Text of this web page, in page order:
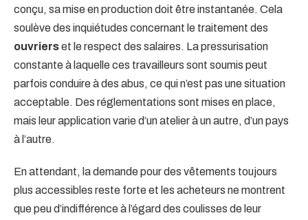
conçu, sa mise en production doit être instantanée. Cela
soulève des inquiétudes concernant le traitement des
ouvrierset le respect des salaires. La pressurisation
constante à laquelle ces travailleurs sont soumis peut
parfois conduire à des abus, ce qui n’est pas une situation
acceptable. Des réglementations sont mises en place,
mais leur application varie d’un atelier à un autre, d’un pays
à l’autre.
En attendant, la demande pour des vêtements toujours
plus accessibles reste forte et les acheteurs ne montrent
que peu d’indifférence à l’égard des coulisses de leur